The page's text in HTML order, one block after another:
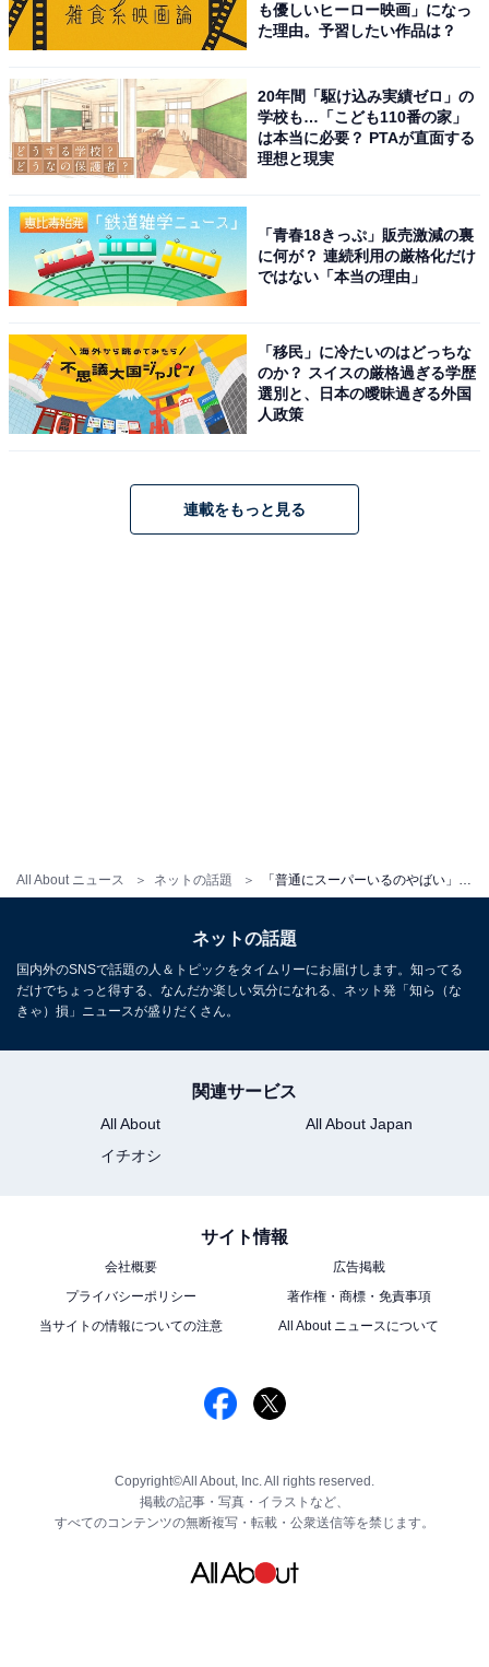
All About ニュース ネットの話題
も優しいヒーロー映画」になっ
た理由。予習したい作品は？
20年間「駆け込み実績ゼロ」の
学校も…「こども110番の家」
は本当に必要？ PTAが直面する
理想と現実
「青春18きっぷ」販売激減の裏
に何が？ 連続利用の厳格化だけ
ではない「本当の理由」
「移民」に冷たいのはどっちな
のか？ スイスの厳格過ぎる学歴
選別と、日本の曖昧過ぎる外国
人政策
連載をもっと見る
ネットの話題
国内外のSNSで話題の人＆トピックをタイムリーにお届けします。知ってる
だけでちょっと得する、なんだか楽しい気分になれる、ネット発「知ら（な
きゃ）損」ニュースが盛りだくさん。
関連サービス
All About
All About Japan
イチオシ
サイト情報
会社概要
広告掲載
プライバシーポリシー
著作権・商標・免責事項
当サイトの情報についての注意
All About ニュースについて
Copyright©All About, Inc. All rights reserved.
掲載の記事・写真・イラストなど、
すべてのコンテンツの無断複写・転載・公衆送信等を禁じます。